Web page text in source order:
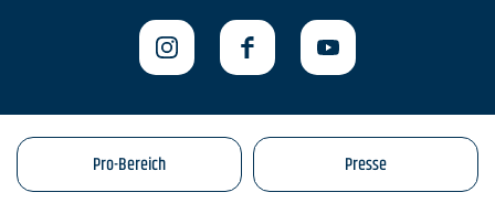
Pro-Bereich Presse